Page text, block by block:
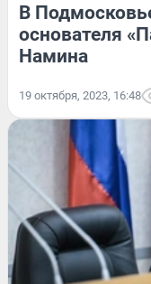
В
основателя
Намина
19 октября, 2023, 16:48